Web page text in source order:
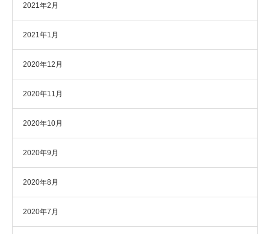
2021年2月
2021年1月
2020年12月
2020年11月
2020年10月
2020年9月
2020年8月
2020年7月